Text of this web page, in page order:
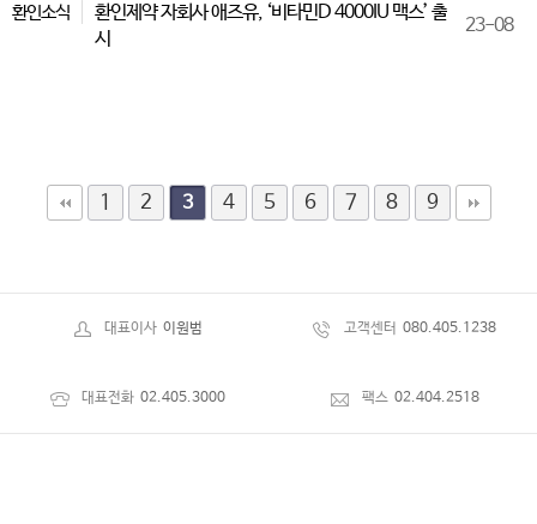
환인소식
환인제약 자회사 애즈유, ‘비타민D 4000IU 맥스’ 출
시
23-08
1 2 3 4 5 6 7 8 9
대표이사 이원범 고객센터 080.405.1238
대표전화 02.405.3000 팩스 02.404.2518